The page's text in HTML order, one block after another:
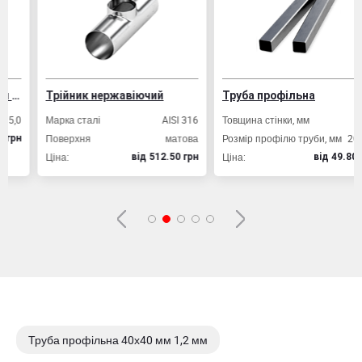
Вибрати склад
Трійник нержавіючий
Марка сталі
AISI 316
Поверхня
матова
вiд 512.50 грн
Труба профільна
Товщина стінки, мм
Розмір профілю труби, мм 20х20
Ціна:
вiд 49.80 грн
Труба профільна 40х40 мм 1,2 мм